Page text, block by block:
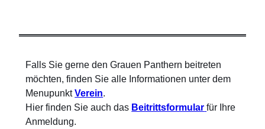
Falls Sie gerne den Grauen Panthern beitreten
möchten, finden Sie alle Informationen unter dem
MenupunktVerein.
Hier finden Sie auch das Beitrittsformular für Ihre
Anmeldung.